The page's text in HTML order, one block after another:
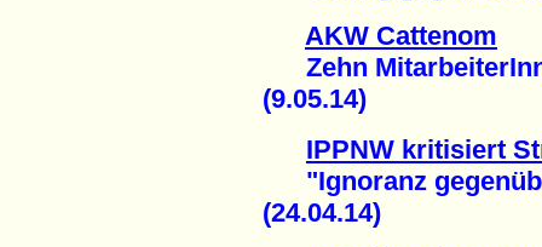
AKW Cattenom
Zehn
(9.05.14)
IPPNW kritisiert
"Ignoranz
(24.04.14)